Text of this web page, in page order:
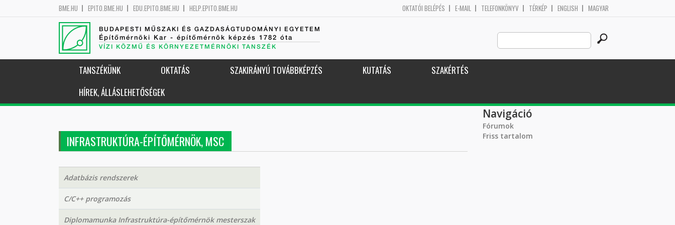
BME.HU EPITO.BME.HU EDU.EPITO.BME.HU HELP.EPITO.BME.HU OKTATÓI BELÉPÉS E-MAIL TELEFONKÖNYV TÉRKÉP ENGLISH MAGYAR
BUDAPESTI MŰSZAKI ÉS GAZDASÁGTUDOMÁNYI EGYETEM
Építőmérnöki Kar - építőmérnök képzés 1782 óta
VÍZI KÖZMŰ ÉS KÖRNYEZETMÉRNÖKI TANSZÉK
Search
this
site
TANSZÉKÜNK OKTATÁS SZAKIRÁNYÚ TOVÁBBKÉPZÉS KUTATÁS
SZAKÉRTÉS
HÍREK, ÁLLÁSLEHETŐSÉGEK
INFRASTRUKTÚRA-ÉPÍTŐMÉRNÖK, MSC
Adatbázis rendszerek
C/C++ programozás
Diplomamunka Infrastruktúra-építőmérnök mesterszak
Navigáció
Fórumok
Friss tartalom